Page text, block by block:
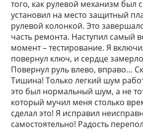
того, как рулевой механизм был
установил на место защитный
рулевой колонкой. Это
часть ремонта. Наступил самый
момент – тестирование. Я
повернул ключ, и сердце
Повернул руль влево, вправо…
Тишина! Только легкий шум
это был нормальный шум, а не
который мучил меня столько
сделал это! Я исправил
самостоятельно! Радость